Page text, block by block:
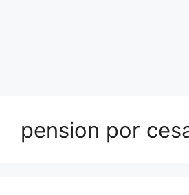
pension por